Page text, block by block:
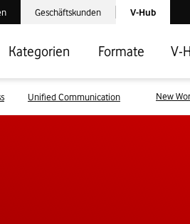
V-Hub Webseite: Zum Privatkundenbereich
Verlassen der V-Hub Webseite: Zum
Geschäftskunden Laden der V-
V-Hub
Kategorien Formate V-
Unified Communication New